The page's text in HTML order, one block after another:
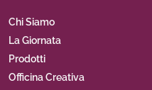
Chi Siamo
La Giornata
Prodotti
Officina Creativa